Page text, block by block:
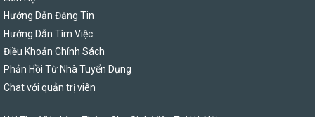
Hướng Dẫn Đăng Tin
Hướng Dẫn Tìm Việc
Điều Khoản Chính Sách
Phản Hồi Từ Nhà Tuyển Dụng
Chat với quản trị viên